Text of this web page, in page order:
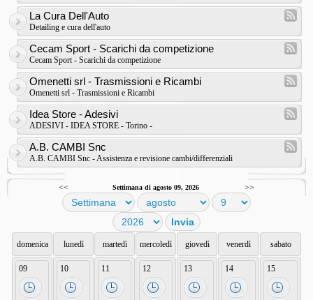
La Cura Dell'Auto
Detailing e cura dell'auto
Cecam Sport - Scarichi da competizione
Cecam Sport - Scarichi da competizione
Omenetti srl - Trasmissioni e Ricambi
Omenetti srl - Trasmissioni e Ricambi
Idea Store - Adesivi
ADESIVI - IDEA STORE - Torino -
A.B. CAMBI Snc
A.B. CAMBI Snc - Assistenza e revisione cambi/differenziali
<< Settimana di agosto 09, 2026 >>
domenica lunedì martedì mercoledì giovedì venerdì sabato
09 10 11 12 13 14 15